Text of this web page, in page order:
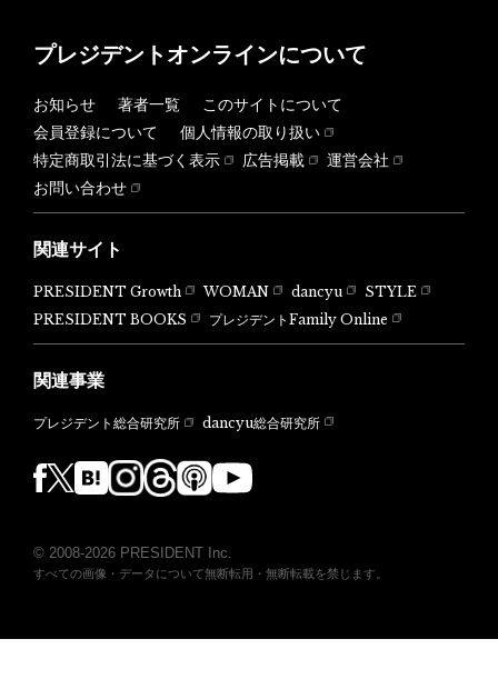
プレジデントオンラインについて
お知らせ 著者一覧
このサイトについて
会員登録について
個人情報の取り扱い
特定商取引法に基づく表示
広告掲載
運営会社
お問い合わせ
関連サイト
PRESIDENT Growth WOMAN dancyu
STYLE
PRESIDENT BOOKS
プレジデントFamily Online
関連事業
プレジデント総合研究所 dancyu総合研究所
© 2008-2026 PRESIDENT Inc.
すべての画像・データについて無断転用・無断転載を禁じます。